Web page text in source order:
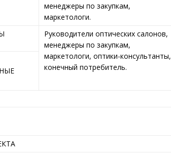
менеджеры по закупкам,
маркетологи.
Руководители оптических салонов,
менеджеры по закупкам,
маркетологи, оптики-консультанты,
конечный потребитель.